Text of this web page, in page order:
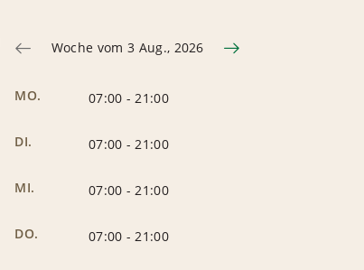
Woche vom 3 Aug., 2026
MO. 07:00 -21:00
DI. 07:00 -21:00
MI. 07:00 -21:00
DO. 07:00 -21:00